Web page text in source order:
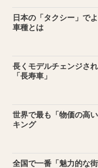
日本の「タクシー」で
車種とは
長くモデルチェンジさ
「長寿車」
世界で最も「物価の高
キング
全国で一番「魅力的な